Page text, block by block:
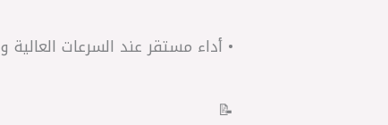
• أداء مستقر عند السرعات العالية
📝